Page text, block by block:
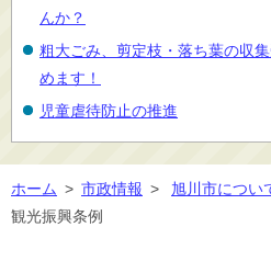
んか？
粗大ごみ、剪定枝・落ち葉の収
めます！
児童虐待防止の推進
ホーム > 市政情報 > 旭川市につい
観光振興条例